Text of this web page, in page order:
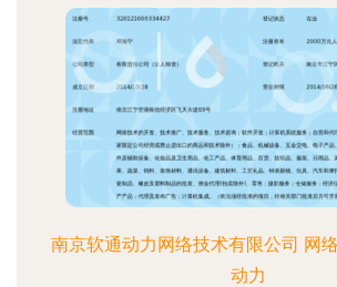
南京软通动力网络技术有限公司 网
动力